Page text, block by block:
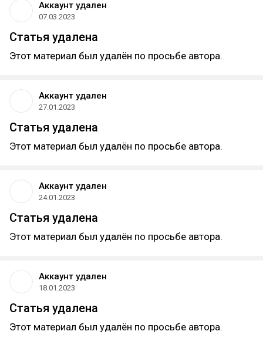
Аккаунт удален
07.03.2023
Статья удалена
Этот материал был удалён по просьбе автора.
Аккаунт удален
27.01.2023
Статья удалена
Этот материал был удалён по просьбе автора.
Аккаунт удален
24.01.2023
Статья удалена
Этот материал был удалён по просьбе автора.
Аккаунт удален
18.01.2023
Статья удалена
Этот материал был удалён по просьбе автора.